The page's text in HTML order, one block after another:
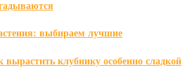
выбираем лучшие
клубнику особенно сладкой